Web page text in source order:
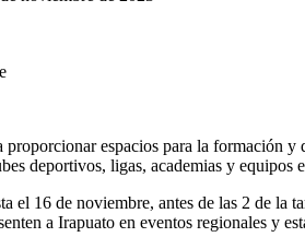
espacios para la formación
deportivos, ligas, academias y
el 16 de noviembre, antes de las 2 de
a Irapuato en eventos regionales y